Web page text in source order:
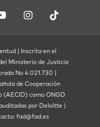
| Inscrita en el
Ministerio de Justicia
No 4.021.730 |
de Cooperación
(AECID) como ONGD
por Deloitte |
fad@fad.es